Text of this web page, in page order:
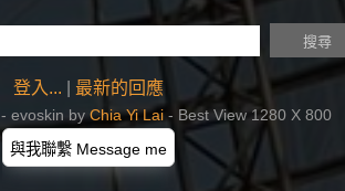
登入... 最新的回應
- evoskin by Chia Yi Lai - Best View 1280 X 800
與我聯繫 Message me